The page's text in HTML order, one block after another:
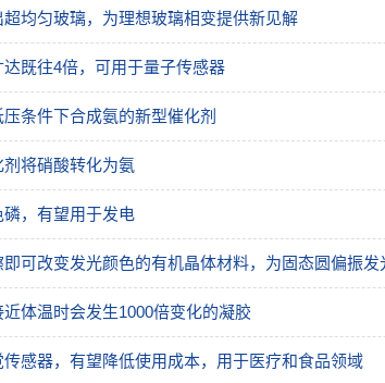
均匀玻璃，为理想玻璃相变提供新见解
既往4倍，可用于量子传感器
条件下合成氨的新型催化剂
将硝酸转化为氨
，有望用于发电
可改变发光颜色的有机晶体材料，为固态圆偏振
体温时会发生1000倍变化的凝胶
感器，有望降低使用成本，用于医疗和食品领域